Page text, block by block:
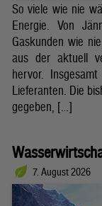
So viele wie nie
Energie. Von
Gaskunden wie
aus der aktuell
hervor.
Lieferanten. Die
gegeben, […]
7. August 2026